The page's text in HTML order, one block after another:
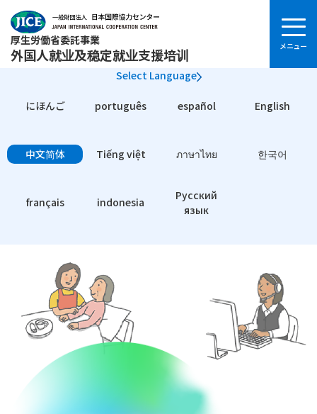
厚生労働省委託事業
外国人就业及稳定就业支援培训
Select Language
にほんご português español English
中文简体 Tiếng việt ภาษาไทย 한국어
français indonesia
Pусский
язык